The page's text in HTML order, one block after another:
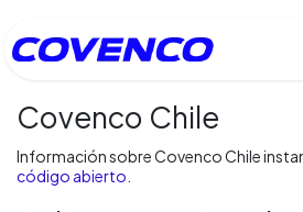
Covenco Chile
Información sobre Covenco Chile
código abierto